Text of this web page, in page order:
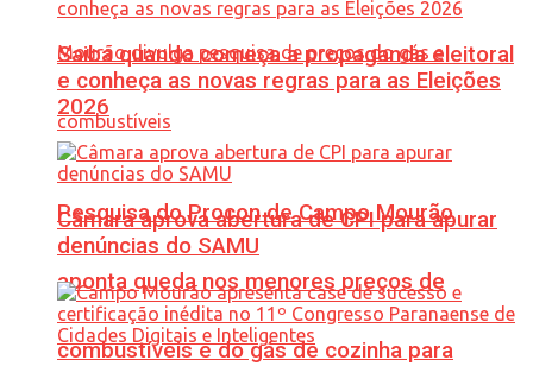
Pesquisa do Procon de Campo Mourão
aponta queda nos menores preços de
combustíveis e do gás de cozinha para
Saiba quando começa a propaganda eleitoral
e conheça as novas regras para as Eleições
2026
Câmara aprova abertura de CPI para apurar
denúncias do SAMU